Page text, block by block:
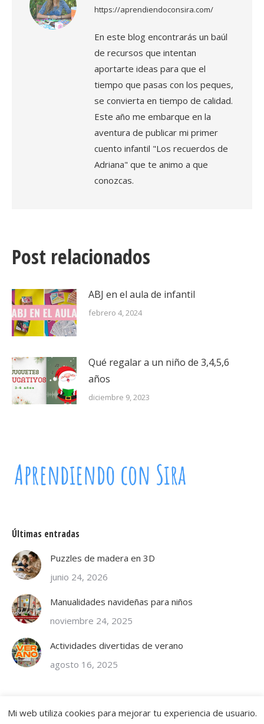
https://aprendiendoconsira.com/
En este blog encontrarás un baúl
de recursos que intentan
aportarte ideas para que el
tiempo que pasas con los peques,
se convierta en tiempo de calidad.
Este año me embarque en la
aventura de publicar mi primer
cuento infantil "Los recuerdos de
Adriana" que te animo a que
conozcas.
Post relacionados
ABJ en el aula de infantil
febrero 4, 2024
Qué regalar a un niño de 3,4,5,6
años
diciembre 9, 2023
Últimas entradas
Puzzles de madera en 3D
junio 24, 2026
Manualidades navideñas para niños
noviembre 24, 2025
Actividades divertidas de verano
agosto 16, 2025
Mi web utiliza cookies para mejorar tu experiencia de usuario.